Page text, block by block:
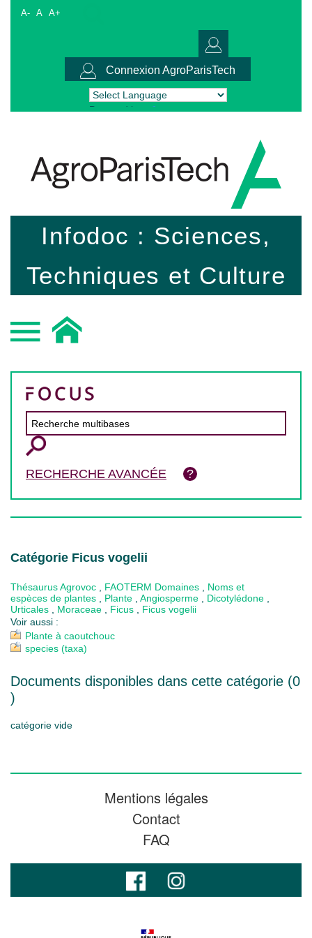
A- A A+
Connexion AgroParisTech
Powered by Translate
Infodoc : Sciences,
Techniques et Culture
RECHERCHE AVANCÉE
Catégorie Ficus vogelii
Thésaurus Agrovoc FAOTERM Domaines
Noms et
espèces de plantes
Plante Angiosperme Dicotylédone
Urticales
Moraceae Ficus
Ficus vogelii
Voir aussi :
Plante à caoutchouc
species (taxa)
Documents disponibles dans cette catégorie (0
)
catégorie vide
Mentions légales
Contact
FAQ